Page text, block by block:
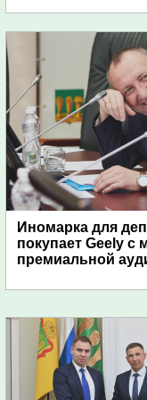
Иномарка для
покупает Geely с
премиальной